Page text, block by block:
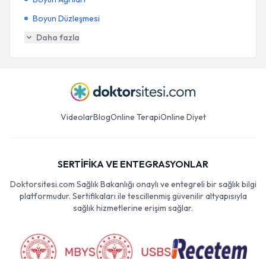
Boyun Düzleşmesi
Daha fazla
VideolarBlogOnline TerapiOnline Diyet
SERTİFİKA VE ENTEGRASYONLAR
Doktorsitesi.com Sağlık Bakanlığı onaylı ve entegreli bir sağlık bilgi
platformudur. Sertifikaları ile tescillenmiş güvenilir altyapısıyla
sağlık hizmetlerine erişim sağlar.